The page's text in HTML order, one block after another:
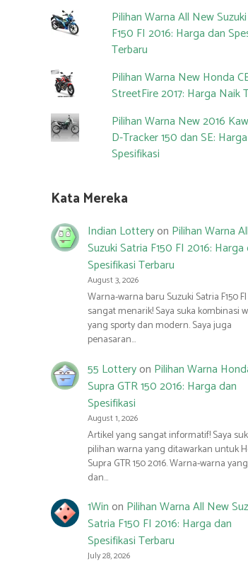
Pilihan Warna All New
F150 FI 2016: Harga dan
Terbaru
Pilihan Warna New Honda
StreetFire 2017: Harga Naik
Pilihan Warna New 2016
D-Tracker 150 dan SE:
Spesifikasi
Kata Mereka
Indian Lotteryon Pilihan Warna
Suzuki Satria F150 FI 2016: Harga
Spesifikasi Terbaru
August 3, 2026
Warna-warna baru Suzuki Satria F150
sangat menarik! Saya suka kombinasi
yang sporty dan modern. Saya juga
penasaran…
55 Lotteryon Pilihan Warna
Supra GTR 150 2016: Harga dan
Spesifikasi
August 1, 2026
Artikel yang sangat informatif! Saya
pilihan warna yang ditawarkan untuk
Supra GTR 150 2016. Warna-warna
dan…
1Winon Pilihan Warna All New
Satria F150 FI 2016: Harga dan
Spesifikasi Terbaru
July 28, 2026